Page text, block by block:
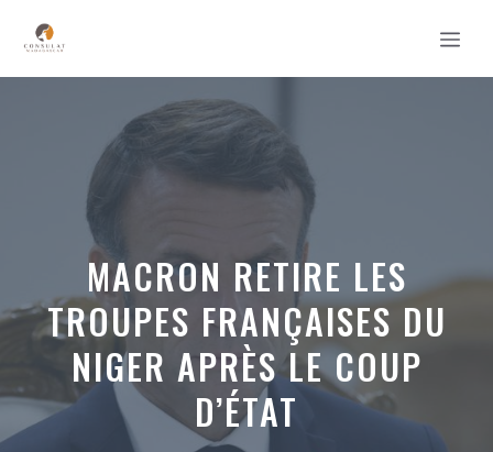
contenu
MACRON RETIRE LES
TROUPES FRANÇAISES DU
NIGER APRÈS LE COUP
D’ÉTAT